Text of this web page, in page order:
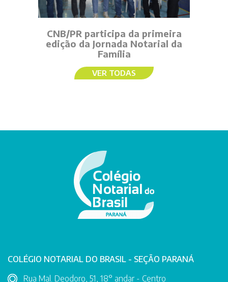
CNB/PR participa da primeira
edição da Jornada Notarial da
Família
VER TODAS
COLÉGIO NOTARIAL DO BRASIL - SEÇÃO PARANÁ
Rua Mal. Deodoro, 51, 18° andar - Centro